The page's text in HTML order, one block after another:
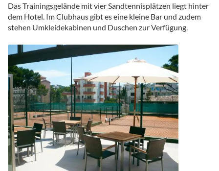
Das Trainingsgelände mit vier Sandtennisplätzen liegt hinter
dem Hotel. Im Clubhaus gibt es eine kleine Bar und zudem
stehen Umkleidekabinen und Duschen zur Verfügung.